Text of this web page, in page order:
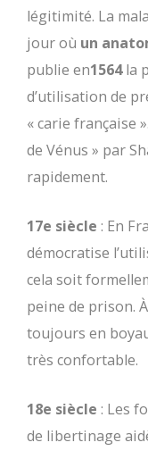
légitimité. La
jour où un
publie en1564la
d’utilisation de
« carie française
de Vénus » par
rapidement.
17e siècle : En
démocratise
cela soit
peine de prison.
toujours en
très confortable.
18e siècle : Les
de libertinage